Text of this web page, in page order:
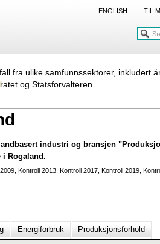
ENGLISH TIL
fra ulike samfunnssektorer, inkludert
og Statsforvalteren
industri og bransjen
Rogaland.
Kontroll 2013 Kontroll 2017 Kontroll 2019
Energiforbruk Produksjonsforhold